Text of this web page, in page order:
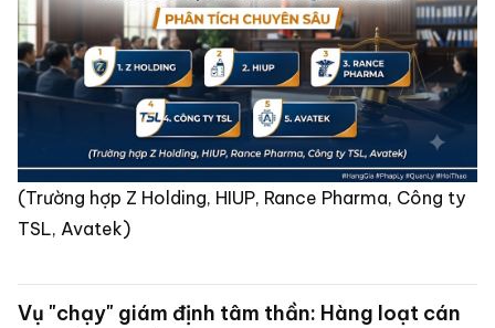
(Trường hợp Z Holding, HIUP, Rance Pharma, Công ty
TSL, Avatek)
Vụ "chạy" giám định tâm thần: Hàng loạt cán